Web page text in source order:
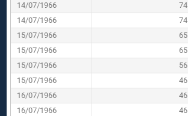
14/07/1966
74
14/07/1966
74
15/07/1966
65
15/07/1966
65
15/07/1966
56
15/07/1966
46
16/07/1966
46
16/07/1966
46